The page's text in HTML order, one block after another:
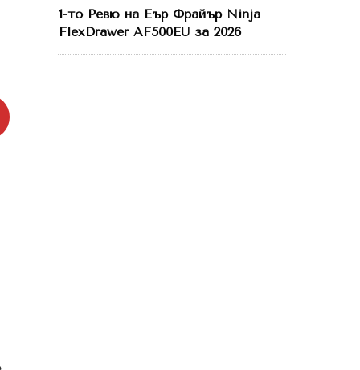
1-то Ревю на Еър Фрайър Ninja
FlexDrawer AF500EU за 2026